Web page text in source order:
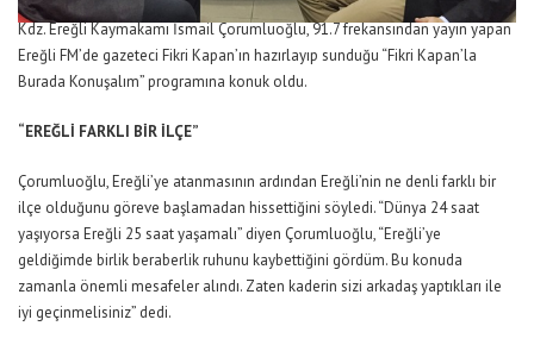
Kdz. Ereğli Kaymakamı İsmail Çorumluoğlu, 91.7 frekansından yayın yapan
Ereğli FM’de gazeteci Fikri Kapan’ın hazırlayıp sunduğu “Fikri Kapan’la
Burada Konuşalım” programına konuk oldu.
“EREĞLİ FARKLI BİR İLÇE”
Çorumluoğlu, Ereğli’ye atanmasının ardından Ereğli’nin ne denli farklı bir
ilçe olduğunu göreve başlamadan hissettiğini söyledi. “Dünya 24 saat
yaşıyorsa Ereğli 25 saat yaşamalı” diyen Çorumluoğlu, “Ereğli’ye
geldiğimde birlik beraberlik ruhunu kaybettiğini gördüm. Bu konuda
zamanla önemli mesafeler alındı. Zaten kaderin sizi arkadaş yaptıkları ile
iyi geçinmelisiniz” dedi.